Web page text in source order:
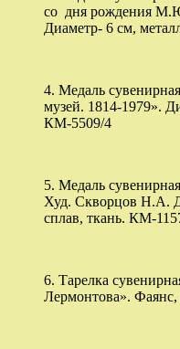
со дня рождения
Диаметр- 6 см,
4. Медаль
музей. 1814-1979».
КМ-5509/4
5. Медаль
Худ. Скворцов Н.А.
сплав, ткань. КМ-
6. Тарелка
Лермонтова».